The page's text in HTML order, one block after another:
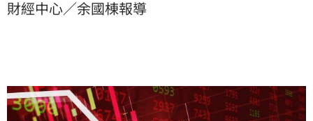
盤後重挫145元，預料今（8）日台股開盤將面臨龐大賣
財經中心／余國棟報導